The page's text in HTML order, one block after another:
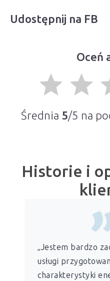
Udostępnij na FB
Oceń
grade grade
Średnia 5/5 na
Historie i
„Jestem bardzo
usługi
charakterystyki